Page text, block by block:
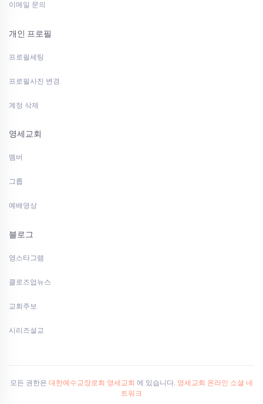
이메일 문의
개인 프로필
프로필세팅
프로필사진 변경
계정 삭제
영세교회
멤버
그룹
예배영상
블로그
영스타그램
클로즈업뉴스
교회주보
시리즈설교
모든 권한은 대한예수교장로회 영세교회 에 있습니다. 영세교회 온라인 소셜 네
트워크